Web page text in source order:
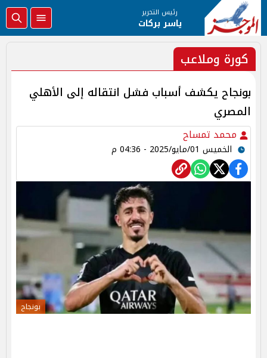
رئيس التحرير
ياسر بركات
كورة وملاعب
بونجاح يكشف أسباب فشل انتقاله إلى الأهلي
المصري
محمد تمساح
الخميس 01/مايو/2025 - 04:36 م
بونجاح